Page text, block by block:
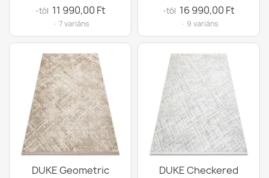
-tól 11 990,00 Ft
· 7 variáns
-tól 16 990,00 Ft
· 9 variáns
DUKE Geometric
DUKE Checkered